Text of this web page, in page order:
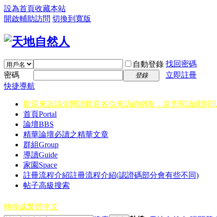
設為首頁收藏本站
開啟輔助訪問 切換到寬版
自動登錄 找回密碼
密碼
登錄
立即註冊
快捷導航
歡迎來訪請先閱讀歡迎各位來訪的網友，請先閱讀此則
首頁Portal
論壇BBS
精華論壇必讀之精華文章
群組Group
導讀Guide
家園 Space
註冊流程介紹註冊流程介紹(認證碼部分會有些不同)
帖子高級搜索
轉換成繁體中文